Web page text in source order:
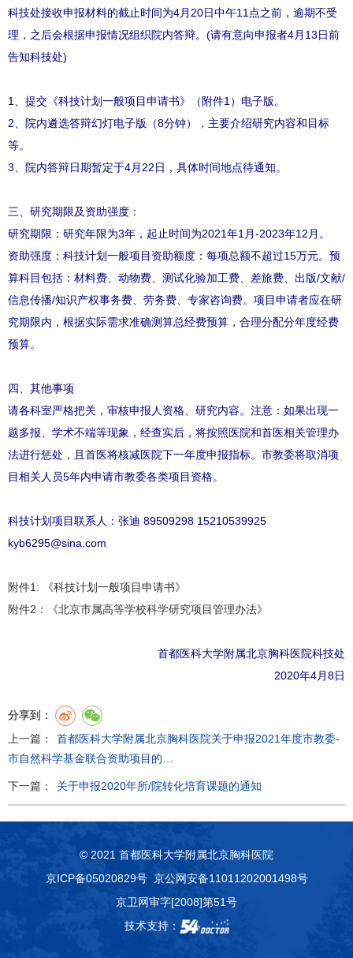
科技处接收申报材料的截止时间为4月20日中午11点之前，逾期不受
理，之后会根据申报情况组织院内答辩。(请有意向申报者4月13日前
告知科技处)
1、提交《科技计划一般项目申请书》（附件1）电子版。
2、院内遴选答辩幻灯电子版（8分钟），主要介绍研究内容和目标
等。
3、院内答辩日期暂定于4月22日，具体时间地点待通知。
三、研究期限及资助强度：
研究期限：研究年限为3年，起止时间为2021年1月-2023年12月。
资助强度：科技计划一般项目资助额度：每项总额不超过15万元。预
算科目包括：材料费、动物费、测试化验加工费、差旅费、出版/文献/
信息传播/知识产权事务费、劳务费、专家咨询费。项目申请者应在研
究期限内，根据实际需求准确测算总经费预算，合理分配分年度经费
预算。
四、其他事项
请各科室严格把关，审核申报人资格、研究内容。注意：如果出现一
题多报、学术不端等现象，经查实后，将按照医院和首医相关管理办
法进行惩处，且首医将核减医院下一年度申报指标。市教委将取消项
目相关人员5年内申请市教委各类项目资格。
科技计划项目联系人：张迪 89509298 15210539925
kyb6295@sina.com
附件1: 《科技计划一般项目申请书》
附件2：《北京市属高等学校科学研究项目管理办法》
首都医科大学附属北京胸科医院科技处
2020年4月8日
分享到：
上一篇：
首都医科大学附属北京胸科医院关于申报2021年度市教委-
市自然科学基金联合资助项目的…
下一篇： 关于申报2020年所/院转化培育课题的通知
© 2021 首都医科大学附属北京胸科医院
京ICP备05020829号京公网安备11011202001498号
京卫网审字[2008]第51号
技术支持：